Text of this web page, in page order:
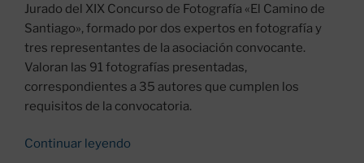
Jurado del XIX Concurso de Fotografía «El Camino de
Santiago», formado por dos expertos en fotografía y
tres representantes de la asociación convocante.
Valoran las 91 fotografías presentadas,
correspondientes a 35 autores que cumplen los
requisitos de la convocatoria.
Continuar leyendo